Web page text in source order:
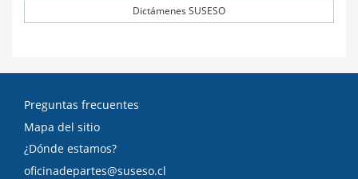
Dictámenes SUSESO
Preguntas frecuentes
Mapa del sitio
¿Dónde estamos?
oficinadepartes@suseso.cl